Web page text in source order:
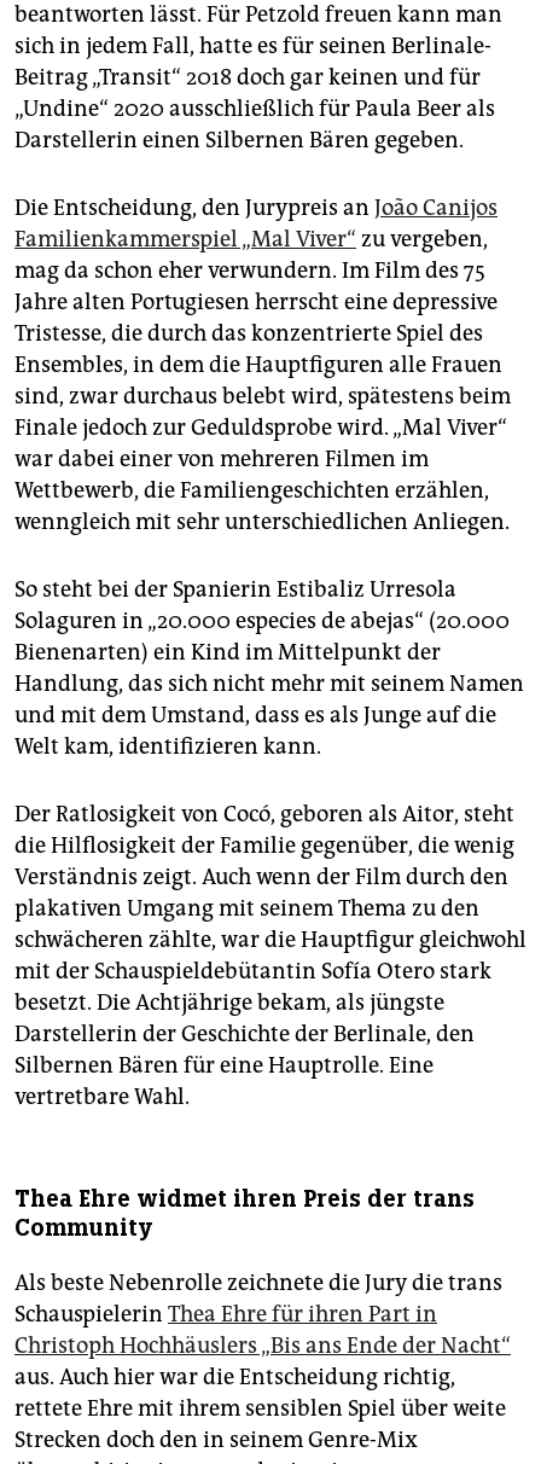
beantworten lässt. Für Petzold freuen kann man
sich in jedem Fall, hatte es für seinen Berlinale-
Beitrag „Transit“ 2018 doch gar keinen und für
„Undine“ 2020 ausschließlich für Paula Beer als
Darstellerin einen Silbernen Bären gegeben.
Die Entscheidung, den Jurypreis an João Canijos
Familienkammerspiel „Mal Viver“ zu vergeben,
mag da schon eher verwundern. Im Film des 75
Jahre alten Portugiesen herrscht eine depressive
Tristesse, die durch das konzentrierte Spiel des
Ensembles, in dem die Hauptfiguren alle Frauen
sind, zwar durchaus belebt wird, spätestens beim
Finale jedoch zur Geduldsprobe wird. „Mal Viver“
war dabei einer von mehreren Filmen im
Wettbewerb, die Familiengeschichten erzählen,
wenngleich mit sehr unterschiedlichen Anliegen.
So steht bei der Spanierin Estibaliz Urresola
Solaguren in „20.000 especies de abejas“ (20.000
Bienenarten) ein Kind im Mittelpunkt der
Handlung, das sich nicht mehr mit seinem Namen
und mit dem Umstand, dass es als Junge auf die
Welt kam, identifizieren kann.
Der Ratlosigkeit von Cocó, geboren als Aitor, steht
die Hilflosigkeit der Familie gegenüber, die wenig
Verständnis zeigt. Auch wenn der Film durch den
plakativen Umgang mit seinem Thema zu den
schwächeren zählte, war die Hauptfigur gleichwohl
mit der Schauspieldebütantin Sofía Otero stark
besetzt. Die Achtjährige bekam, als jüngste
Darstellerin der Geschichte der Berlinale, den
Silbernen Bären für eine Hauptrolle. Eine
vertretbare Wahl.
Thea Ehre widmet ihren Preis der trans
Community
Als beste Nebenrolle zeichnete die Jury die trans
Schauspielerin Thea Ehre für ihren Part in
Christoph Hochhäuslers „Bis ans Ende der Nacht“
aus. Auch hier war die Entscheidung richtig,
rettete Ehre mit ihrem sensiblen Spiel über weite
Strecken doch den in seinem Genre-Mix